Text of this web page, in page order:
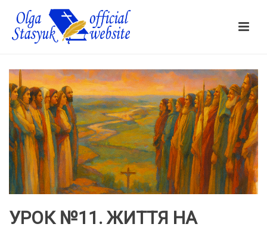
УРОК №11. ЖИТТЯ НА